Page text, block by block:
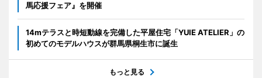
馬応援フェア』を開催
14mテラスと時短動線を完備した平屋住宅「YUIE ATELIER」の
初めてのモデルハウスが群馬県桐生市に誕生
もっと見る